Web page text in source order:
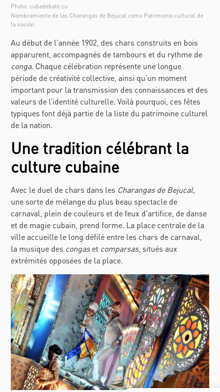
Photo: cubadebate.cu
Nombramiento de las Charangas de Bejucal como Patrimonio cultural de
la nación.
Au début de l'année 1902, des chars construits en bois
apparurent, accompagnés de tambours et du rythme de
conga. Chaque célébration représente une longue
période de créativité collective, ainsi qu’un moment
important pour la transmission des connaissances et des
valeurs de l’identité culturelle. Voilà pourquoi, ces fêtes
typiques font déjà partie de la liste du patrimoine culturel
de la nation.
Une tradition célébrant la
culture cubaine
Avec le duel de chars dans les Charangas de Bejucal,
une sorte de mélange du plus beau spectacle de
carnaval, plein de couleurs et de feux d'artifice, de danse
et de magie cubain, prend forme. La place centrale de la
ville accueille le long défilé entre les chars de carnaval,
la musique des congaset comparsas, situés aux
extrémités opposées de la place.